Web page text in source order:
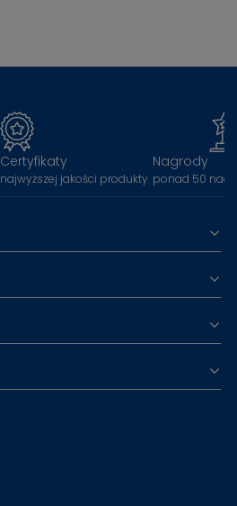
Certyfikaty
najwyższej jakości produkty
Nagrody
ponad 50